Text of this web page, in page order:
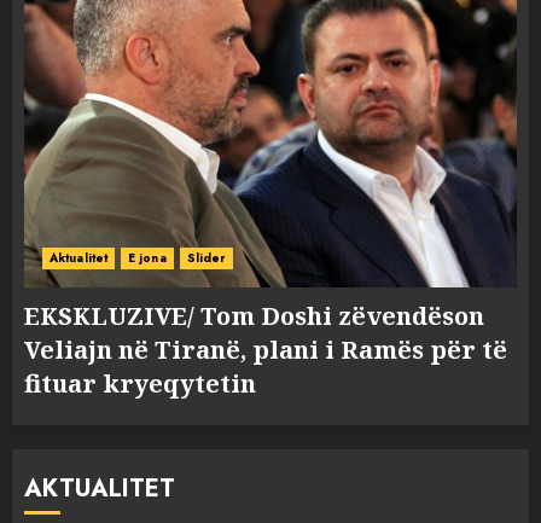
Aktualitet E jona Slider
EKSKLUZIVE/ Tom Doshi zëvendëson
Veliajn në Tiranë, plani i Ramës për të
fituar kryeqytetin
AKTUALITET